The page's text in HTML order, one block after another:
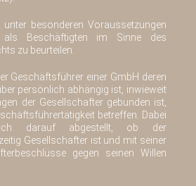
besonderen Voraussetzungen
als Beschäftigten im Sinne des
zu beurteilen.
Geschäftsführer einer GmbH deren
persönlich abhängig ist, inwieweit
der Gesellschafter gebunden ist,
betreffen. Dabei
darauf abgestellt, ob der
Gesellschafter ist und mit seiner
gegen seinen Willen